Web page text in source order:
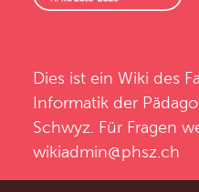
Dies ist ein Wiki des
Informatik der
Schwyz . Für Fragen
wikiadmin@phsz.ch